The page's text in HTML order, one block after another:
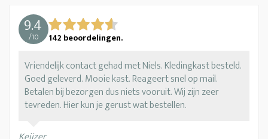
9.4
/10 142 beoordelingen.
Vriendelijk contact gehad met Niels. Kledingkast besteld.
Goed geleverd. Mooie kast. Reageert snel op mail.
Betalen bij bezorgen dus niets vooruit. Wij zijn zeer
tevreden. Hier kun je gerust wat bestellen.